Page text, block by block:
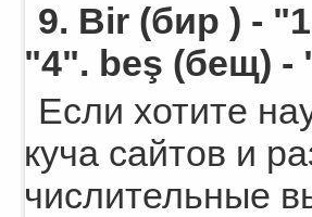
9. Bir (бир ) -
"4". beş (бещ) -
Если хотите
куча сайтов и
числительные